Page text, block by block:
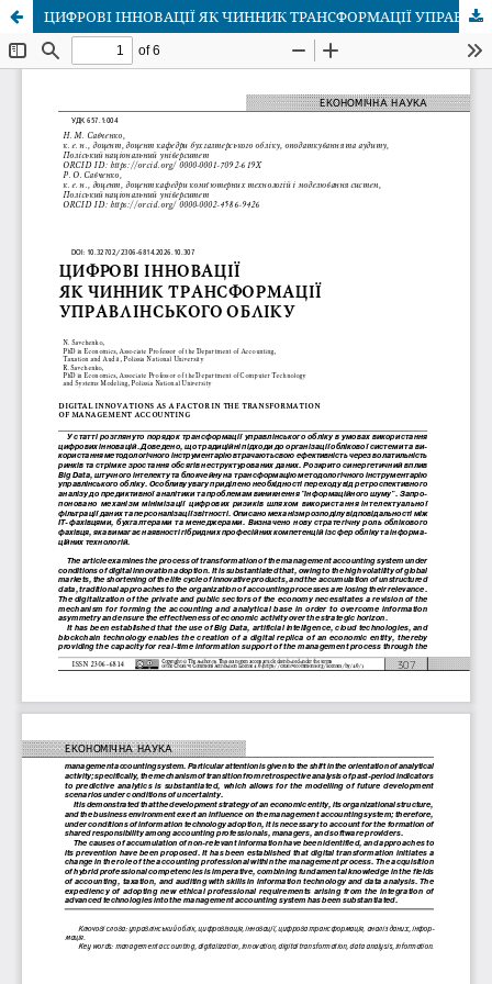
ЦИФРОВІ ІННОВАЦІЇ ЯК ЧИННИК ТРАНСФОРМАЦІЇ УПРАВЛІНСЬКОГО ОБЛІКУ